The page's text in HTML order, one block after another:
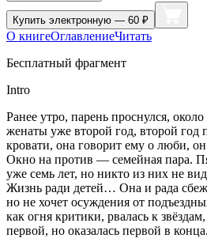
Купить электронную — 60 ₽
О книгеОглавлениеЧитать
Бесплатный фрагмент
Intro
Ранее утро, парень проснулся,
женаты уже второй год, второй год
кровати, она говорит ему о люби,
Окно на против — семейная пара.
уже семь лет, но никто из них не
Жизнь ради детей… Она и рада
но не хочет осуждения от
как огня критики, рвалась к
первой, но оказалась первой в конца.